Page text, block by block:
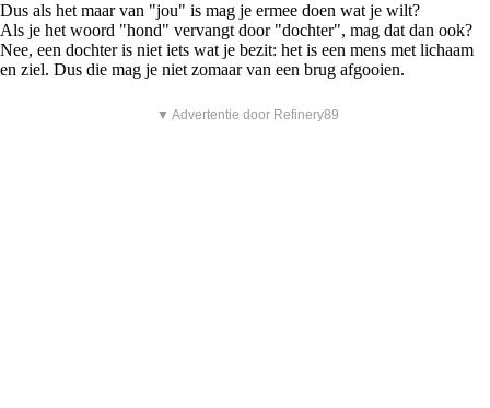
Dus als het maar van "jou" is mag je ermee doen wat je wilt?
Als je het woord "hond" vervangt door "dochter", mag dat dan ook?
Nee, een dochter is niet iets wat je bezit: het is een mens met lichaam
en ziel. Dus die mag je niet zomaar van een brug afgooien.
▼ Advertentie door Refinery89